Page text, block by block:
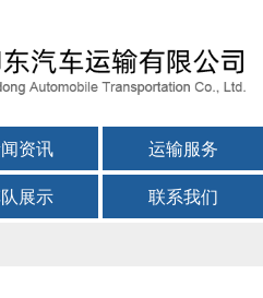
资讯
运输服务
展示 联系我们